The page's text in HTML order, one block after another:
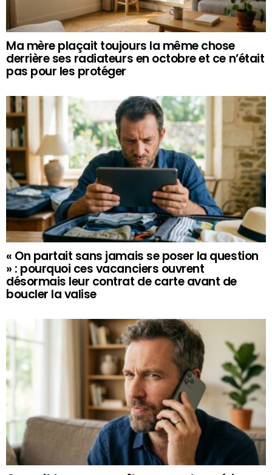
Ma mère plaçait toujours la même chose
derrière ses radiateurs en octobre et ce n’était
pas pour les protéger
« On partait sans jamais se poser la question
» : pourquoi ces vacanciers ouvrent
désormais leur contrat de carte avant de
boucler la valise